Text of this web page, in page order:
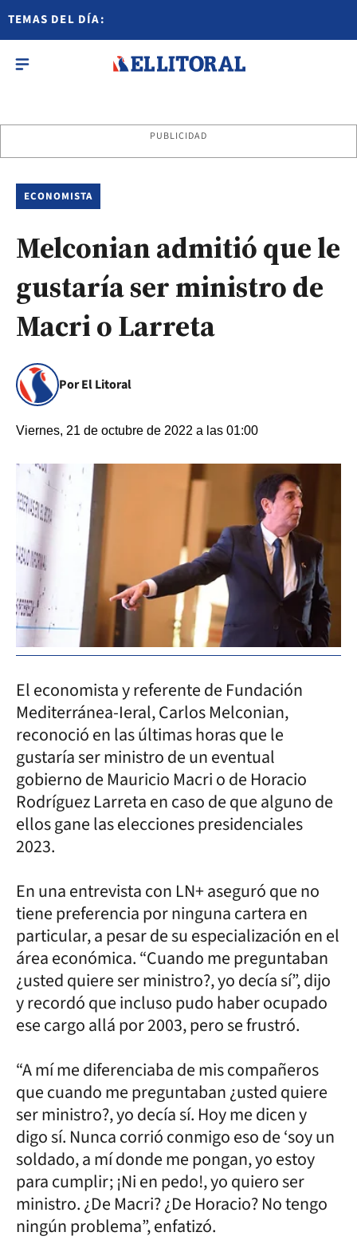
TEMAS DEL DÍA:
PUBLICIDAD
ECONOMISTA
Melconian admitió que le
gustaría ser ministro de
Macri o Larreta
Por El Litoral
Viernes, 21 de octubre de 2022 a las 01:00
El economista y referente de Fundación
Mediterránea-Ieral, Carlos Melconian,
reconoció en las últimas horas que le
gustaría ser ministro de un eventual
gobierno de Mauricio Macri o de Horacio
Rodríguez Larreta en caso de que alguno de
ellos gane las elecciones presidenciales
2023.
En una entrevista con LN+ aseguró que no
tiene preferencia por ninguna cartera en
particular, a pesar de su especialización en el
área económica. “Cuando me preguntaban
¿usted quiere ser ministro?, yo decía sí”, dijo
y recordó que incluso pudo haber ocupado
ese cargo allá por 2003, pero se frustró.
“A mí me diferenciaba de mis compañeros
que cuando me preguntaban ¿usted quiere
ser ministro?, yo decía sí. Hoy me dicen y
digo sí. Nunca corrió conmigo eso de ‘soy un
soldado, a mí donde me pongan, yo estoy
para cumplir; ¡Ni en pedo!, yo quiero ser
ministro. ¿De Macri? ¿De Horacio? No tengo
ningún problema”, enfatizó.